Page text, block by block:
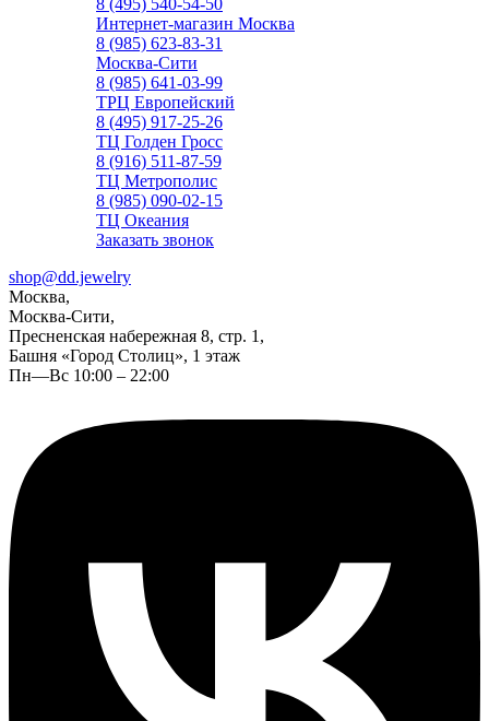
8 (495) 540-54-50
Интернет-магазин Москва
8 (985) 623-83-31
Москва-Сити
8 (985) 641-03-99
ТРЦ Европейский
8 (495) 917-25-26
ТЦ Голден Гросс
8 (916) 511-87-59
ТЦ Метрополис
8 (985) 090-02-15
ТЦ Океания
Заказать звонок
shop@dd.jewelry
Москва,
Москва-Сити,
Пресненская набережная 8, стр. 1,
Башня «Город Столиц», 1 этаж
Пн—Вс 10:00 – 22:00